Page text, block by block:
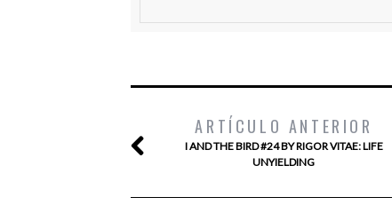
ARTÍCULO ANTERIOR
I AND THE BIRD #24 BY RIGOR VITAE: LIFE
UNYIELDING